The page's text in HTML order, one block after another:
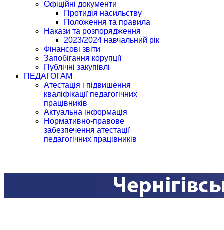
Офіційні документи
Протидія насильству
Положення та правила
Накази та розпорядження
2023/2024 навчальний рік
Фінансові звіти
Запобігання корупції
Публічні закупівлі
ПЕДАГОГАМ
Атестація і підвишення
кваліфікації педагогічних
працівників
Актуальна інформація
Нормативно-правове
забезпечення атестації
педагогічних працівників